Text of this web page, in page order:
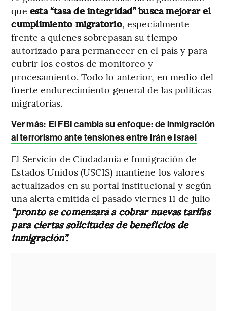
que esta “tasa de integridad” busca mejorar el
cumplimiento migratorio, especialmente
frente a quienes sobrepasan su tiempo
autorizado para permanecer en el país y para
cubrir los costos de monitoreo y
procesamiento. Todo lo anterior, en medio del
fuerte endurecimiento general de las políticas
migratorias.
Ver más: El FBI cambia su enfoque: de inmigración
al terrorismo ante tensiones entre Irán e Israel
El Servicio de Ciudadanía e Inmigración de
Estados Unidos (USCIS) mantiene los valores
actualizados en su portal institucional y según
una alerta emitida el pasado viernes 11 de julio
“pronto se comenzará a cobrar nuevas tarifas
para ciertas solicitudes de beneficios de
inmigración”.